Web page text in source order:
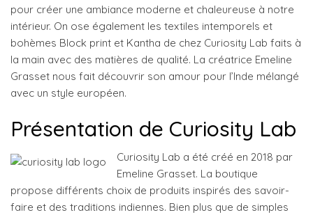
pour créer une ambiance moderne et chaleureuse à notre
intérieur. On ose également les textiles intemporels et
bohèmes Block print et Kantha de chez Curiosity Lab faits à
la main avec des matières de qualité. La créatrice Emeline
Grasset nous fait découvrir son amour pour l’Inde mélangé
avec un style européen.
Présentation de Curiosity Lab
Curiosity Lab a été créé en 2018 par
Emeline Grasset. La boutique
propose différents choix de produits inspirés des savoir-
faire et des traditions indiennes. Bien plus que de simples